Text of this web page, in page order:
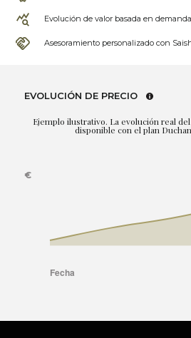
Evolución de valor basada en
Asesoramiento personalizado con
EVOLUCIÓN DE PRECIO
Ejemplo ilustrativo. La evolución real
disponible con el plan